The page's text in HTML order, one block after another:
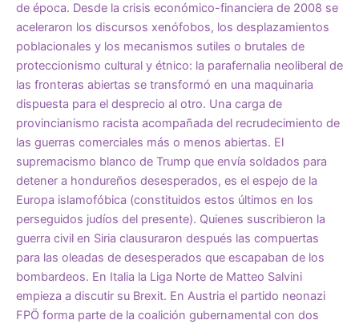
de época. Desde la crisis económico-financiera de 2008 se
aceleraron los discursos xenófobos, los desplazamientos
poblacionales y los mecanismos sutiles o brutales de
proteccionismo cultural y étnico: la parafernalia neoliberal de
las fronteras abiertas se transformó en una maquinaria
dispuesta para el desprecio al otro. Una carga de
provincianismo racista acompañada del recrudecimiento de
las guerras comerciales más o menos abiertas. El
supremacismo blanco de Trump que envía soldados para
detener a hondureños desesperados, es el espejo de la
Europa islamofóbica (constituidos estos últimos en los
perseguidos judíos del presente). Quienes suscribieron la
guerra civil en Siria clausuraron después las compuertas
para las oleadas de desesperados que escapaban de los
bombardeos. En Italia la Liga Norte de Matteo Salvini
empieza a discutir su Brexit. En Austria el partido neonazi
FPÖ forma parte de la coalición gubernamental con dos